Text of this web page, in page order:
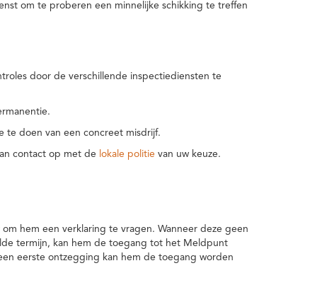
om te proberen een minnelijke schikking te treffen
door de verschillende inspectiediensten te
doen van een concreet misdrijf.
contact op met de lokale politie van uw keuze.
hem een verklaring te vragen. Wanneer deze geen
termijn, kan hem de toegang tot het Meldpunt
eerste ontzegging kan hem de toegang worden